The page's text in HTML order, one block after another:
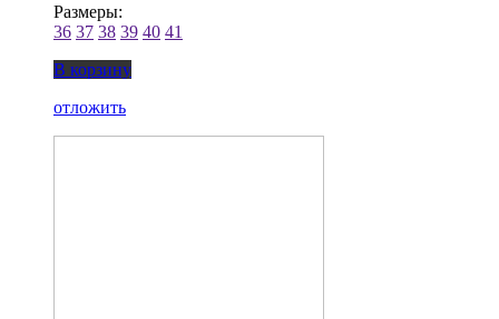
Размеры:
36 37 38 39 40 41
В корзину
отложить